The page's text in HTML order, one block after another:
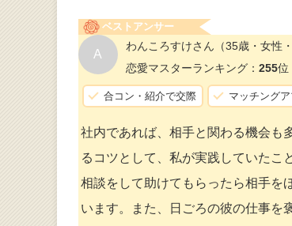
ベストアンサー
A
わんころすけさん （35歳・女性
恋愛マスターランキング： 255位
合コン・紹介で交際 マッチング
社内であれば、相手と関わる機会も
るコツとして、私が実践していたこ
相談をして助けてもらったら相手を
います。また、日ごろの彼の仕事を